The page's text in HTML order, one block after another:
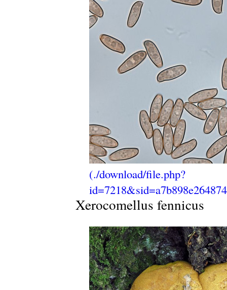
Xerocomellus fennicus